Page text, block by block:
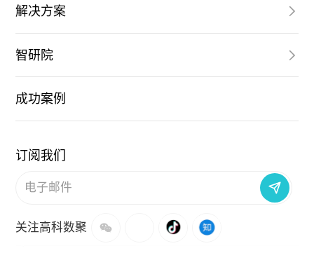
解决方案
智研院
成功案例
订阅我们
关注高科数聚